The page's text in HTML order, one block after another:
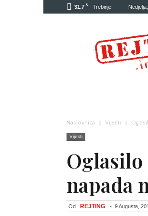
31.7 C Trebinje
Naslovnica Vijesti
Vijesti
napada
Od REJTING - 9 Augusta,